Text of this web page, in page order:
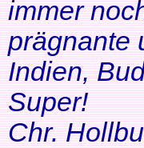
immer
prägnante
Indien,
Super!
Chr.